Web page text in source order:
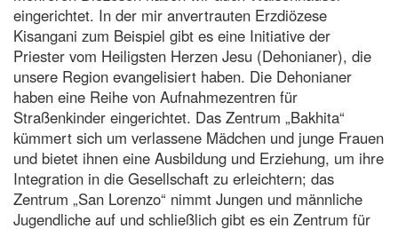
eingerichtet. In der mir anvertrauten Erzdiözese
Kisangani zum Beispiel gibt es eine Initiative der
Priester vom Heiligsten Herzen Jesu (Dehonianer), die
unsere Region evangelisiert haben. Die Dehonianer
haben eine Reihe von Aufnahmezentren für
Straßenkinder eingerichtet. Das Zentrum „Bakhita“
kümmert sich um verlassene Mädchen und junge Frauen
und bietet ihnen eine Ausbildung und Erziehung, um ihre
Integration in die Gesellschaft zu erleichtern; das
Zentrum „San Lorenzo“ nimmt Jungen und männliche
Jugendliche auf und schließlich gibt es ein Zentrum für